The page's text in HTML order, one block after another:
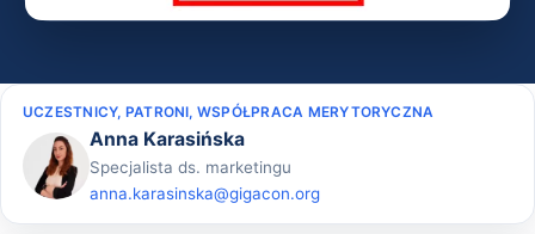
UCZESTNICY, PATRONI, WSPÓŁPRACA MERYTORYCZNA
Anna Karasińska
Specjalista ds. marketingu
anna.karasinska@gigacon.org